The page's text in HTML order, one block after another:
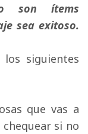
son ítems
sea exitoso.
siguientes
que vas a
si no